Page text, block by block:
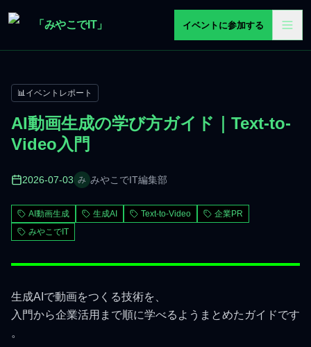
「みやこでIT」
イベントに参加する
📊イベントレポート
AI動画生成の学び方ガイド｜Text-to-
Video入門
2026-07-03 み みやこでIT編集部
AI動画生成 生成AI Text-to-Video
企業PR
みやこでIT
生成AIで動画をつくる技術を、
入門から企業活用まで順に学べるようまとめたガイドです
。